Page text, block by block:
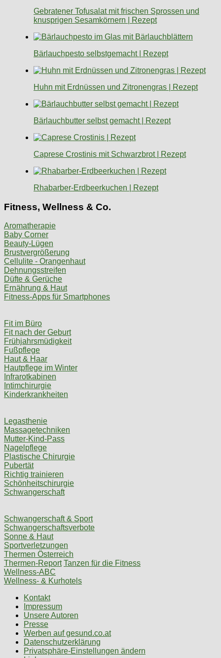
Gebratener Tofusalat mit frischen Sprossen und
knusprigen Sesamkörnern | Rezept
Bärlauchpesto selbstgemacht | Rezept
Huhn mit Erdnüssen und Zitronengras | Rezept
Bärlauchbutter selbst gemacht | Rezept
Caprese Crostinis mit Schwarzbrot | Rezept
Rhabarber-Erdbeerkuchen | Rezept
Fitness, Wellness & Co.
Aromatherapie
Baby Corner
Beauty-Lügen
Brustvergrößerung
Cellulite - Orangenhaut
Dehnungsstreifen
Düfte & Gerüche
Ernährung & Haut
Fitness-Apps für Smartphones
Fit im Büro
Fit nach der Geburt
Frühjahrsmüdigkeit
Fußpflege
Haut & Haar
Hautpflege im Winter
Infrarotkabinen
Intimchirurgie
Kinderkrankheiten
Legasthenie
Massagetechniken
Mutter-Kind-Pass
Nagelpflege
Plastische Chirurgie
Pubertät
Richtig trainieren
Schönheitschirurgie
Schwangerschaft
Schwangerschaft & Sport
Schwangerschaftsverbote
Sonne & Haut
Sportverletzungen
Thermen Österreich
Thermen-Report Tanzen für die Fitness
Wellness-ABC
Wellness- & Kurhotels
Kontakt
Impressum
Unsere Autoren
Presse
Werben auf gesund.co.at
Datenschutzerklärung
Privatsphäre-Einstellungen ändern